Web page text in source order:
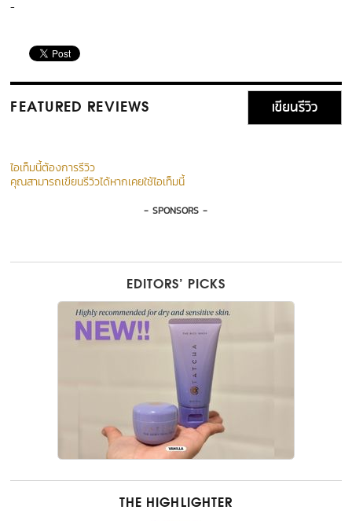
-
FEATURED REVIEWS เขียนรีวิว
ไอเท็มนี้ต้องการรีวิว
คุณสามารถเขียนรีวิวได้หากเคยใช้ไอเท็มนี้
- SPONSORS -
EDITORS’ PICKS
THE HIGHLIGHTER